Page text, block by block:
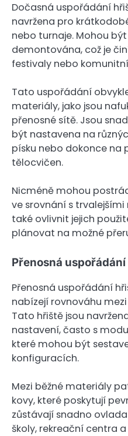
Dočasná uspořádání
navržena pro
nebo turnaje. Mohou
demontována, což je
festivaly nebo
Tato uspořádání
materiály, jako jsou
přenosné sítě. Jsou
být nastavena na
písku nebo dokonce na
tělocvičen.
Nicméně mohou
ve srovnání s
také ovlivnit jejich
plánovat na možné
Přenosná
Přenosná uspořádání
nabízejí rovnováhu
Tato hřiště jsou
nastavení, často s
které mohou být
konfiguracích.
Mezi běžné materiály
kovy, které poskytují
zůstávají snadno
školy, rekreační centra